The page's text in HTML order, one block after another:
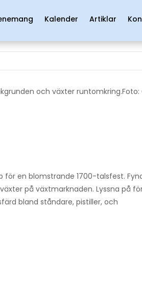
Kalender Artiklar
Foto:
för en blomstrande 1700-talsfest.
på växtmarknaden. Lyssna på
bland ståndare, pistiller, och